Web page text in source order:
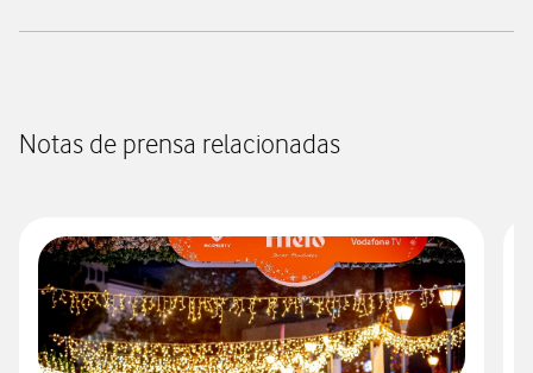
Notas de prensa relacionadas